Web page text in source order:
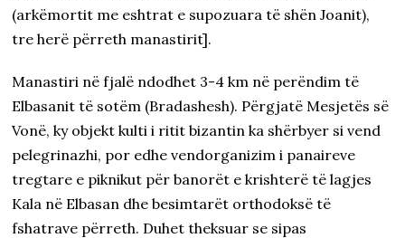
(arkëmortit me eshtrat e supozuara të shën Joanit),
tre herë përreth manastirit].
Manastiri në fjalë ndodhet 3-4 km në perëndim të
Elbasanit të sotëm (Bradashesh). Përgjatë Mesjetës së
Vonë, ky objekt kulti i ritit bizantin ka shërbyer si vend
pelegrinazhi, por edhe vendorganizim i panaireve
tregtare e piknikut për banorët e krishterë të lagjes
Kala në Elbasan dhe besimtarët orthodoksë të
fshatrave përreth. Duhet theksuar se sipas